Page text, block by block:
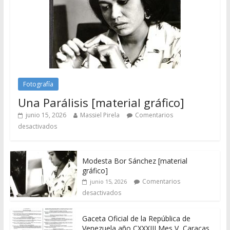
Fotografía
Una Parálisis [material gráfico]
junio 15, 2026 Massiel Pirela
Comentarios
desactivados
Modesta Bor Sánchez [material
gráfico]
junio 15, 2026
Comentarios
desactivados
Gaceta Oficial de la República de
Venezuela año CXXXIII Mes V, Caracas